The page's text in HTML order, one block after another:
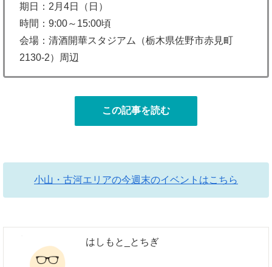
期日：2月4日（日）
時間：9:00～15:00頃
会場：清酒開華スタジアム（栃木県佐野市赤見町
2130-2）周辺
この記事を読む
小山・古河エリアの今週末のイベントはこちら
はしもと_とちぎ